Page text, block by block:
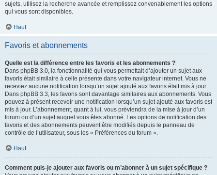
sujets, utilisez la recherche avancée et remplissez convenablement les options
qui vous sont disponibles.
Haut
Favoris et abonnements
Quelle est la différence entre les favoris et les abonnements ?
Dans phpBB 3.0, la fonctionnalité qui vous permettait d’ajouter un sujet aux
favoris était similaire à celle présente dans votre navigateur internet. Vous ne
receviez aucune notification lorsqu’un sujet ajouté aux favoris était mis à jour.
Dans phpBB 3.3, les favoris sont davantage similaires aux abonnements. Vous
pouvez à présent recevoir une notification lorsqu’un sujet ajouté aux favoris est
mis à jour. L’abonnement, quant à lui, vous préviendra de la mise à jour d’un
forum ou d’un sujet auquel vous êtes abonné. Les options de notification des
favoris et des abonnements peuvent être modifiés depuis le panneau de
contrôle de l’utilisateur, sous les « Préférences du forum ».
Haut
Comment puis-je ajouter aux favoris ou m’abonner à un sujet spécifique ?